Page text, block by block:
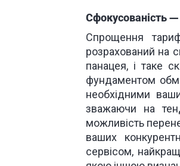
Сфокусованість
Спрощення
розрахований на
панацея, і таке
фундаментом
необхідними
зважаючи на
можливість
ваших
сервісом,